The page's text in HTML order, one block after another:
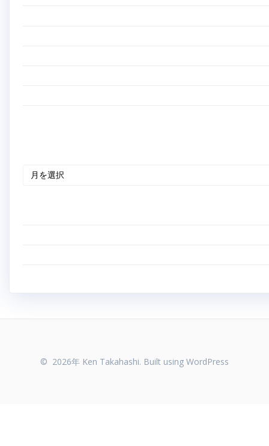
© 2026年 Ken Takahashi. Built using WordPress